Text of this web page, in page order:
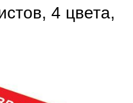
4 цвета,